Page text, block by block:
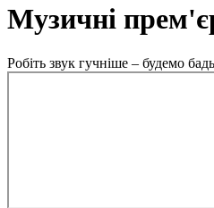
Музичні
Робіть звук гучніше – будемо